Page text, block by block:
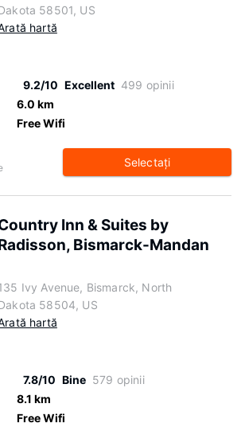
58501, US
hartă
9.2/10 Excellent 499 opinii
6.0 km
Free Wifi
Selectaţi
Inn & Suites by
Bismarck-Mandan
Ivy Avenue, Bismarck, North
58504, US
hartă
7.8/10 Bine 579 opinii
8.1 km
Free Wifi